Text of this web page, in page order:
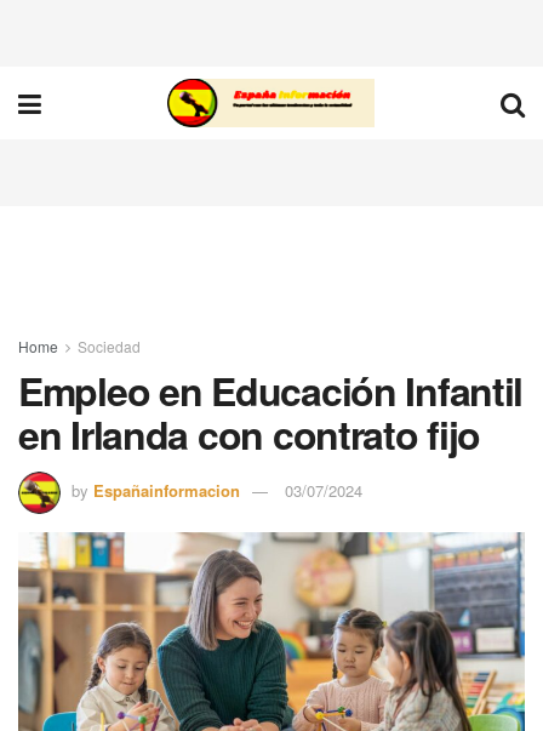
Home Sociedad
Empleo en Educación Infantil
en Irlanda con contrato fijo
by Españainformacion 03/07/2024